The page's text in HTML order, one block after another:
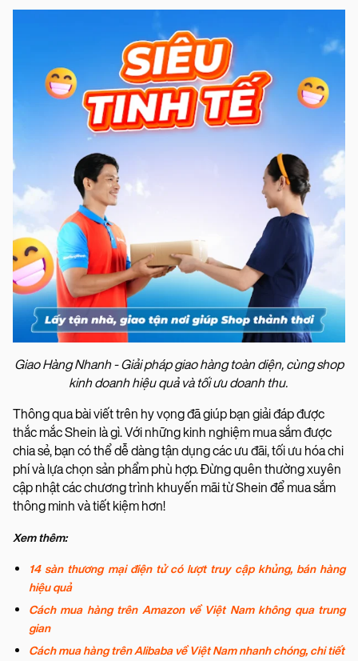
Giao Hàng Nhanh - Giải pháp giao hàng toàn diện, cùng shop
kinh doanh hiệu quả và tối ưu doanh thu.
Thông qua bài viết trên hy vọng đã giúp bạn giải đáp được
thắc mắc Shein là gì. Với những kinh nghiệm mua sắm được
chia sẻ, bạn có thể dễ dàng tận dụng các ưu đãi, tối ưu hóa chi
phí và lựa chọn sản phẩm phù hợp. Đừng quên thường xuyên
cập nhật các chương trình khuyến mãi từ Shein để mua sắm
thông minh và tiết kiệm hơn!
Xem thêm:
14 sàn thương mại điện tử có lượt truy cập khủng, bán hàng
hiệu quả
Cách mua hàng trên Amazon về Việt Nam không qua trung
gian
Cách mua hàng trên Alibaba về Việt Nam nhanh chóng, chi tiết